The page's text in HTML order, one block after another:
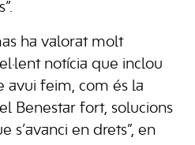
ha valorat molt
notícia que inclou
avui feim, com és la
Benestar fort, solucions
s’avanci en drets”, en